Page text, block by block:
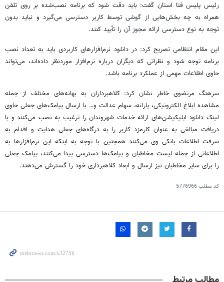
رئیس پلیس فتا استان گفت: باید دقت شود که برنامه نصب‌شده بر روی تلفن
همراه به چه بخش‌هایی از گوشی توسط کاربر دسترسی می‌گیرد و نباید بدون
توجه به نوع دسترسی ارائه مجوز آن را تأیید کنند.
این مقام انتظامی تصریح کرد: در دانلود نرم‌افزارهای کاربردی باید به تعداد نصب
برنامه توجه شود و نظراتی که دیگران درباره نرم‌افزار موردنظر داده‌اند، می‌تواند
حاوی اطلاعات مهمی از عملکرد برنامه باشد.
سرهنگ مرتضوی خاطر نشان کرد: کلاهبرداران به بهانه‌های مختلف از جمله
مشاهده ابلاغ الکترونیکی، یارانه، سهام عدالت و… با ارسال پیامک‌های جعلی حاوی
لینک دانلود اپلیکیشن‌های ارائه خدمات شهروندان را ترغیب به نصب می‌کنند و با
دریافت مبالغی به عنوان کارمزد کاربر را به درگاه‌های جعلی هدایت و اقدام به
سرقت اطلاعات بانکی وی می‌کنند همچنین با توجه به اینکه این نرم‌افزارها به
اطلاعاتی از جمله لیست مخاطبان و پیامک‌ها دسترسی پیدا می‌کنند، پیامک جعلی
را برای سایر مخاطبان نیز ارسال و ابعاد کلاهبرداری خود را گسترش می‌دهند.
کد مطلب5776966